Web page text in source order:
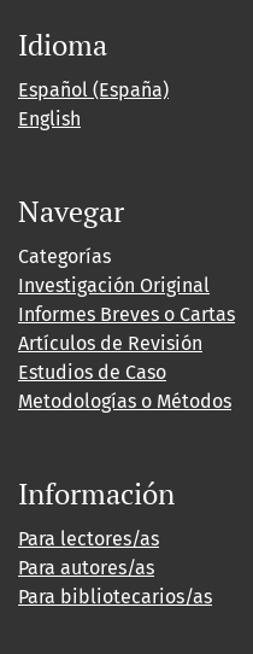
Idioma
Español (España)
English
Navegar
Categorías
Investigación Original
Informes Breves o Cartas
Artículos de Revisión
Estudios de Caso
Metodologías o Métodos
Información
Para lectores/as
Para autores/as
Para bibliotecarios/as